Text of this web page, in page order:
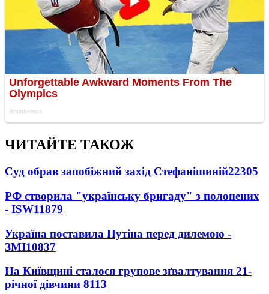
ЧИТАЙТЕ ТАКОЖ
Суд обрав запобіжний захід Стефанішиній22305
РФ створила "українську бригаду" з полонених
- ISW11879
Україна поставила Путіна перед дилемою -
ЗМІ10837
На Київщині сталося групове зґвалтування 21-
річної дівчини 8113